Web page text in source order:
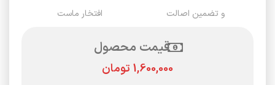
و تضمین اصالت افتخار ماست
قیمت محصول
تومان